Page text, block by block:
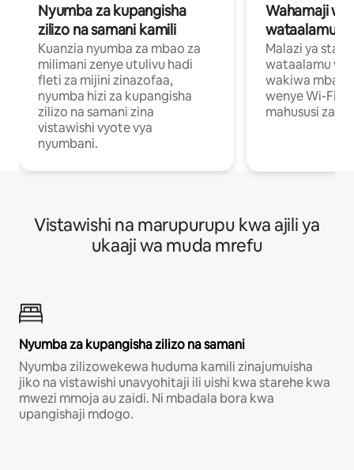
Nyumba za kupangisha
zilizo na samani kamili
Kuanzia nyumba za mbao za
milimani zenye utulivu hadi
fleti za mijini zinazofaa,
nyumba hizi za kupangisha
zilizo na samani zina
vistawishi vyote vya
nyumbani.
Wahamaji
wataalamu
Malazi ya
wataalamu
wakiwa mbali
wenye Wi-Fi
mahususi za
Vistawishi na marupurupu kwa ajili ya
ukaaji wa muda mrefu
Nyumba za kupangisha zilizo na samani
Nyumba zilizowekewa huduma kamili zinajumuisha
jiko na vistawishi unavyohitaji ili uishi kwa starehe kwa
mwezi mmoja au zaidi. Ni mbadala bora kwa
upangishaji mdogo.